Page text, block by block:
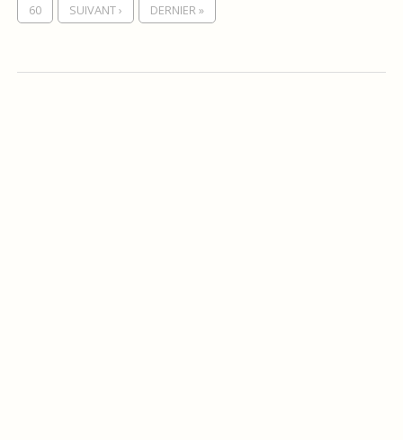
60
SUIVANT › DERNIER »